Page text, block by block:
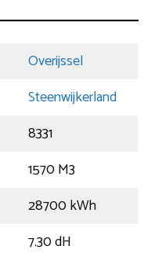
Overijssel
Steenwijkerland
8331
1570 M3
28700 kWh
7.30 dH